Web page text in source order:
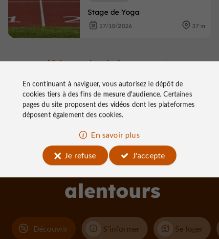
Stage de Yoga
17/10/2026 37 m
Voir tous les événements
À découvrir
aux
alentours
Découvrir S'informer Se loger
En continuant à naviguer, vous autorisez le dépôt de
cookies tiers à des fins de mesure d'audience. Certaines
pages du site proposent des vidéos dont les plateformes
déposent également des cookies.
En savoir plus
Je refuse
J'accepte